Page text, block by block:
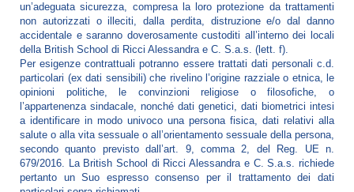
un’adeguata sicurezza, compresa la loro protezione da trattamenti
non autorizzati o illeciti, dalla perdita, distruzione e/o dal danno
accidentale e saranno doverosamente custoditi all’interno dei locali
della British School di Ricci Alessandra e C. S.a.s. (lett. f).
Per esigenze contrattuali potranno essere trattati dati personali c.d.
particolari (ex dati sensibili) che rivelino l’origine razziale o etnica, le
opinioni politiche, le convinzioni religiose o filosofiche, o
l’appartenenza sindacale, nonché dati genetici, dati biometrici intesi
a identificare in modo univoco una persona fisica, dati relativi alla
salute o alla vita sessuale o all’orientamento sessuale della persona,
secondo quanto previsto dall’art. 9, comma 2, del Reg. UE n.
679/2016. La British School di Ricci Alessandra e C. S.a.s. richiede
pertanto un Suo espresso consenso per il trattamento dei dati